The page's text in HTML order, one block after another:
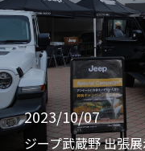
2023/10/07
ジープ武蔵野 出張